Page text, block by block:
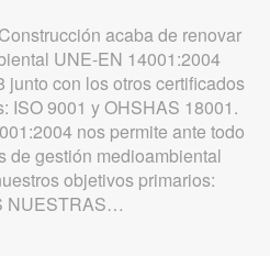
acaba de renovar
UNE-EN 14001:2004
junto con los otros certificados
ISO 9001 y OHSHAS 18001.
nos permite ante todo
de gestión medioambiental
objetivos primarios:
NUESTRAS…